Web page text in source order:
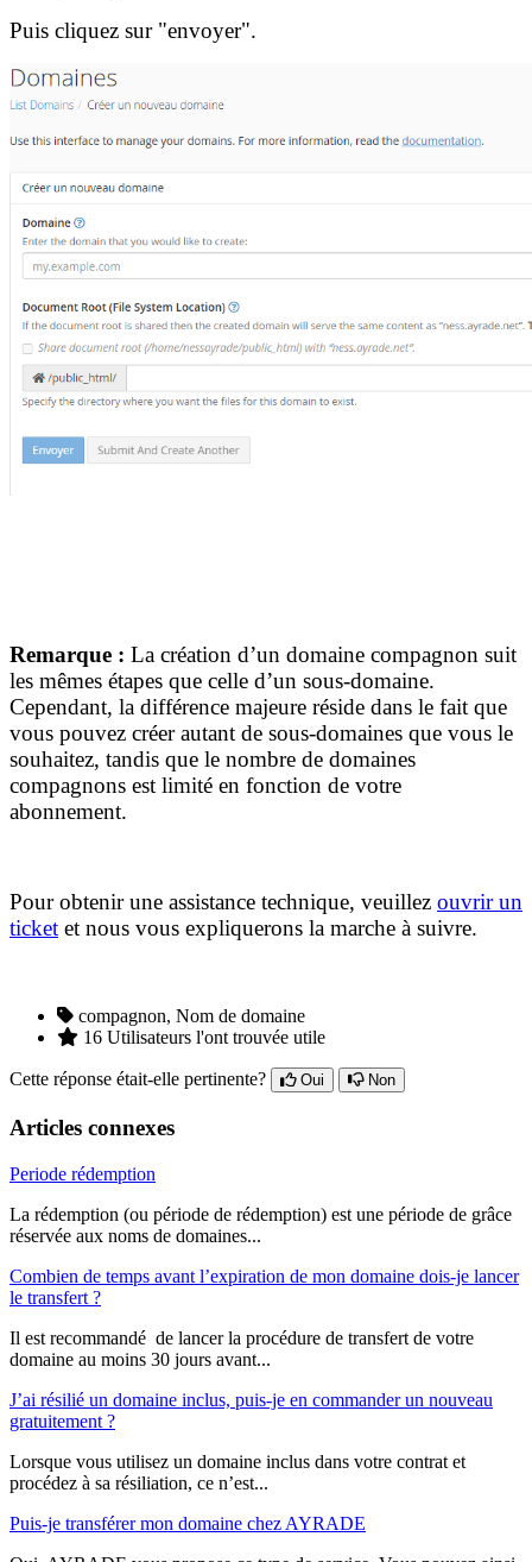
Puis cliquez sur "envoyer".
Remarque : La création d’un domaine compagnon suit
les mêmes étapes que celle d’un sous-domaine.
Cependant, la différence majeure réside dans le fait que
vous pouvez créer autant de sous-domaines que vous le
souhaitez, tandis que le nombre de domaines
compagnons est limité en fonction de votre
abonnement.
Pour obtenir une assistance technique, veuillez ouvrir un
ticket et nous vous expliquerons la marche à suivre.
compagnon, Nom de domaine
16 Utilisateurs l'ont trouvée utile
Cette réponse était-elle pertinente? Oui Non
Articles connexes
Periode rédemption
La rédemption (ou période de rédemption) est une période de grâce
réservée aux noms de domaines...
Combien de temps avant l’expiration de mon domaine dois-je lancer
le transfert ?
Il est recommandé de lancer la procédure de transfert de votre
domaine au moins 30 jours avant...
J’ai résilié un domaine inclus, puis-je en commander un nouveau
gratuitement ?
Lorsque vous utilisez un domaine inclus dans votre contrat et
procédez à sa résiliation, ce n’est...
Puis-je transférer mon domaine chez AYRADE